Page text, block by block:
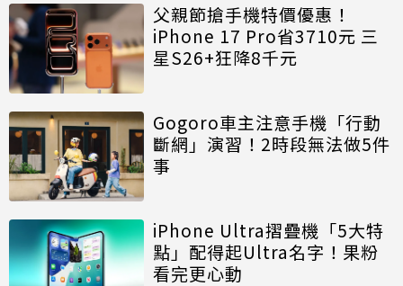
父親節搶手機特價優惠！
iPhone 17 Pro省3710元 三
星S26+狂降8千元
Gogoro車主注意手機「行動
斷網」演習！2時段無法做5件
事
iPhone Ultra摺疊機「5大特
點」配得起Ultra名字！果粉
看完更心動